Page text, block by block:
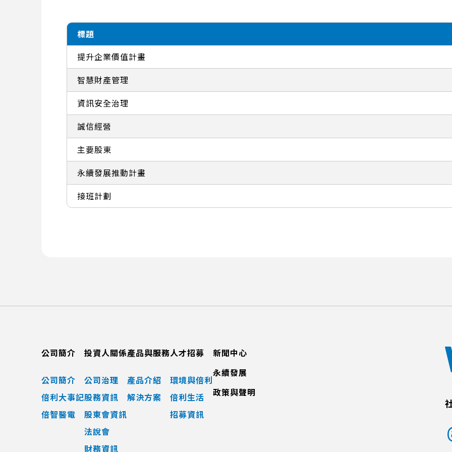
標題
提升企業價值計畫
智慧財產管理
資訊安全治理
誠信經營
主要股東
永續發展推動計畫
接班計劃
公司簡介
公司簡介
倍利大事記
倍智醫電
投資人關係
公司治理
股務資訊
股東會資訊
法說會
財務資訊
產品與服務
產品介紹
解決方案
人才招募
環境與倍利
倍利生活
招募資訊
新聞中心
永續發展
政策與聲明